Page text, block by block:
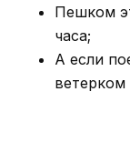
Пешком
часа;
А если
ветерком